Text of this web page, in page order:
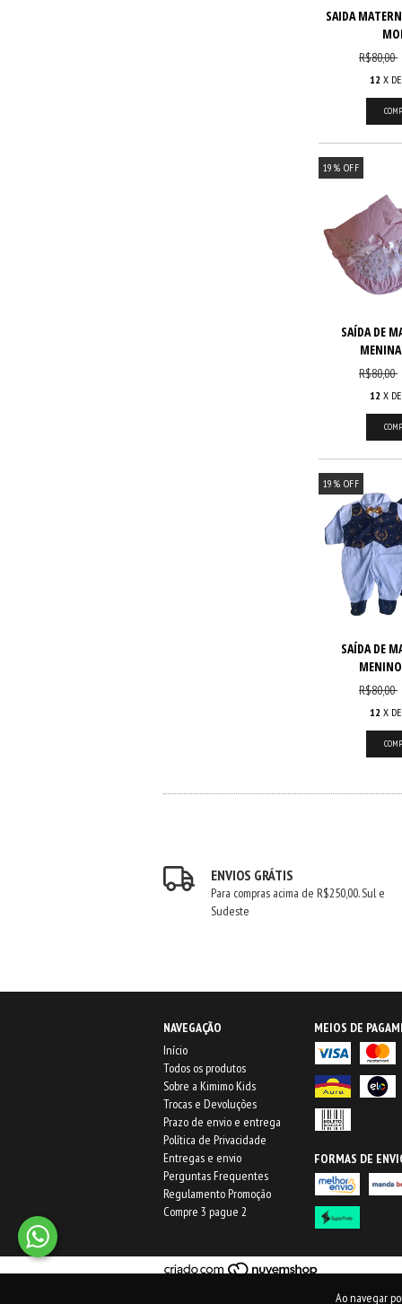
Ao navegar
SAIDA
R$80,00
12 X DE
19 % OFF
SAÍDA DE
R$80,00
12 X DE
19 % OFF
SAÍDA DE
R$80,00
12 X DE
ENVIOS GRÁTIS
Para compras acima de R$250,00. Sul e
Sudeste
NAVEGAÇÃO
Início
Todos os produtos
Sobre a Kimimo Kids
Trocas e Devoluções
Prazo de envio e entrega
Política de Privacidade
Entregas e envio
Perguntas Frequentes
Regulamento Promoção
Compre 3 pague 2
MEIOS DE
FORMAS DE